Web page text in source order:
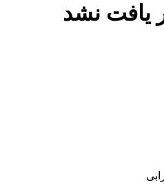
یافت نشد